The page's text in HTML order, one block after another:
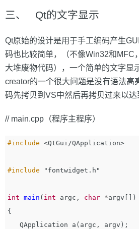
三、 Qt的文字显示
Qt原始的设计是用于手工编码产生
码也比较简单，（不像Win32和MFC
大堆废物代码），一个简单的文字显
creator的一个很大问题是没有语法高
码先拷贝到VS中然后再拷贝过来以达
// main.cpp（程序主程序）
#include <QtGui/QApplication>
#include "fontwidget.h"
int main ( int argc , char *argv [])
{
QApplication
a ( argc , argv );